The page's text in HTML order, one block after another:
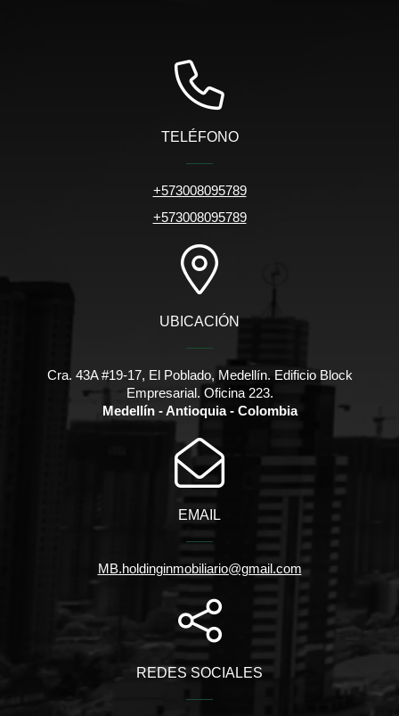
TELÉFONO
+573008095789
+573008095789
UBICACIÓN
Cra. 43A #19-17, El Poblado, Medellín. Edificio Block
Empresarial. Oficina 223.
Medellín - Antioquia - Colombia
EMAIL
MB.holdinginmobiliario@gmail.com
REDES SOCIALES